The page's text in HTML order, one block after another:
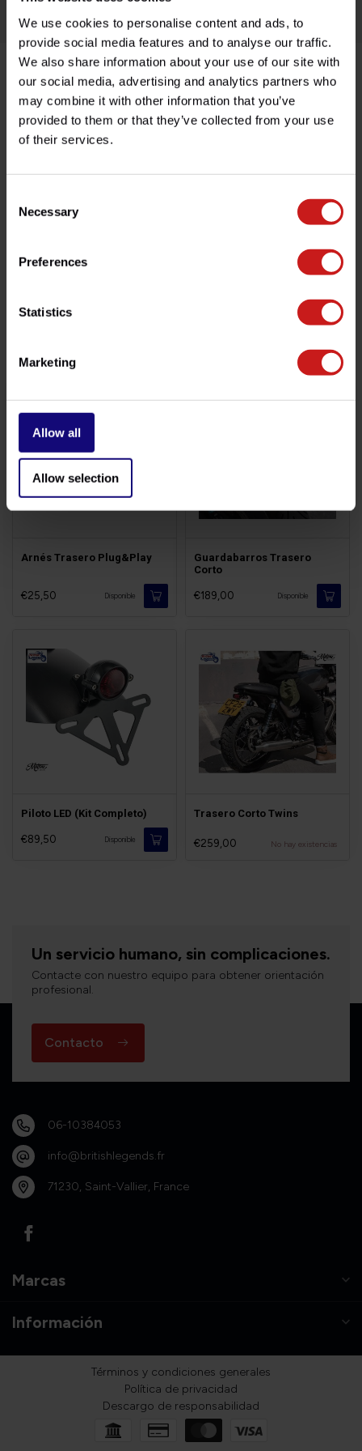
We use cookies to personalise content and ads, to
provide social media features and to analyse our traffic.
We also share information about your use of our site with
our social media, advertising and analytics partners who
may combine it with other information that you’ve
provided to them or that they’ve collected from your use
of their services.
Selection
Necessary
Preferences
Statistics
Marketing
Allow all
Allow selection
Descripción del producto
Especificaciones
¿Tienes alguna pregunta sobre este producto?
¿Necesita ayuda con su pedido? No dude en contactar
info@britishlegends.fr
. ¡Estaremos encantados de
Arnés Trasero Plug&Play
€25,50 Disponible
Guardabarros Trasero
Corto
€189,00 Disponible
Piloto LED (Kit Completo)
€89,50 Disponible
Trasero Corto Twins
€259,00 No hay existencias
Un servicio humano, sin complicaciones.
Contacte con nuestro equipo para obtener orientación
profesional.
Contacto
06-10384053
info@britishlegends.fr
71230, Saint-Vallier, France
Marcas
Información
Términos y condiciones generales
Política de privacidad
Descargo de responsabilidad